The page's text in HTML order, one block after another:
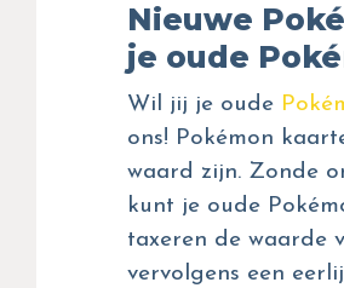
Nieuwe
je oude
Wil jij je oude
ons! Pokémon
waard zijn. Zonde
kunt je oude
taxeren de waarde
vervolgens een